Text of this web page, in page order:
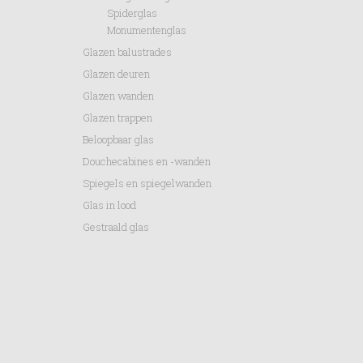
Spiderglas
Monumentenglas
Glazen balustrades
Glazen deuren
Glazen wanden
Glazen trappen
Beloopbaar glas
Douchecabines en -wanden
Spiegels en spiegelwanden
Glas in lood
Gestraald glas